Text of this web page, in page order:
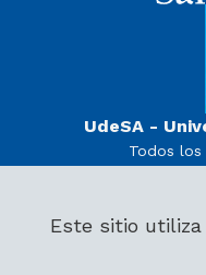
Este sitio utiliza
UdeSA -
Todos los